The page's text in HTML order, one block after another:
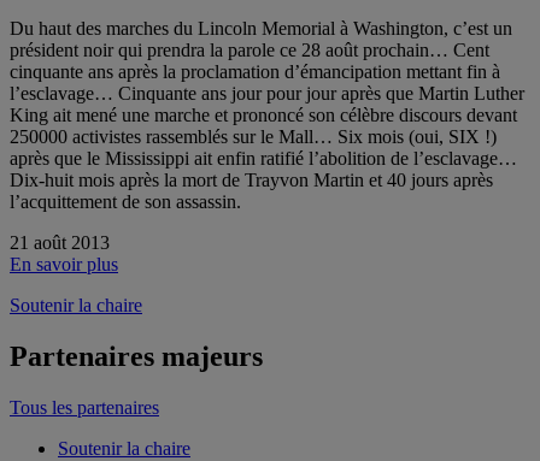
Du haut des marches du Lincoln Memorial à Washington, c’est un
président noir qui prendra la parole ce 28 août prochain… Cent
cinquante ans après la proclamation d’émancipation mettant fin à
l’esclavage… Cinquante ans jour pour jour après que Martin Luther
King ait mené une marche et prononcé son célèbre discours devant
250000 activistes rassemblés sur le Mall… Six mois (oui, SIX !)
après que le Mississippi ait enfin ratifié l’abolition de l’esclavage…
Dix-huit mois après la mort de Trayvon Martin et 40 jours après
l’acquittement de son assassin.
21 août 2013
En savoir plus
Soutenir la chaire
Partenaires majeurs
Tous les partenaires
Soutenir la chaire